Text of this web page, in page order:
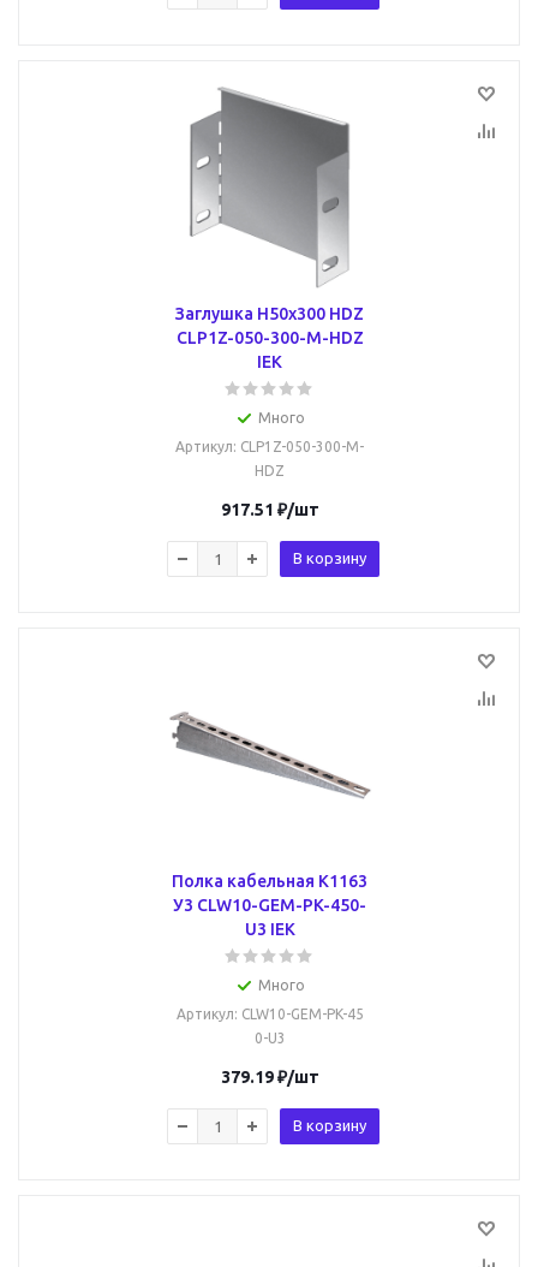
Заглушка Н50х300 HDZ
CLP1Z-050-300-M-HDZ
IEK
Много
Артикул: CLP1Z-050-300-M-
HDZ
917.51 ₽/шт
В корзину
Полка кабельная К1163
У3 CLW10-GEM-PK-450-
U3 IEK
Много
Артикул: CLW10-GEM-PK-45
0-U3
379.19₽/шт
В корзину